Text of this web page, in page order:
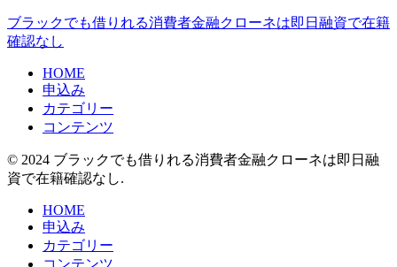
ブラックでも借りれる消費者金融クローネは即日融資で在籍
確認なし
HOME
申込み
カテゴリー
コンテンツ
© 2024 ブラックでも借りれる消費者金融クローネは即日融
資で在籍確認なし.
HOME
申込み
カテゴリー
コンテンツ